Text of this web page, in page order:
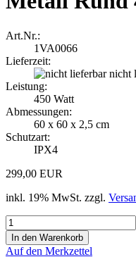
Art.Nr.:
1VA0066
Lieferzeit:
nicht
Leistung:
450 Watt
Abmessungen:
60 x 60 x 2,5 cm
Schutzart:
IPX4
299,00 EUR
inkl. 19% MwSt. zzgl.
Auf den Merkzettel